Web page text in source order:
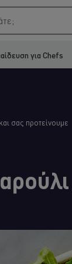
για Chefs
σας προτείνουμε